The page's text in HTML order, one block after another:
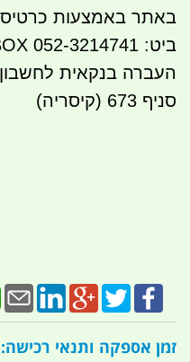
באתר באמצעות
ביט: 052-3214741 PAY BOX
סניף 673 (קיסריה)
זמן אספקה ותנאי רכישה: